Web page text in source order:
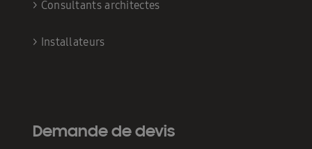
> Consultants architectes
> Installateurs
Demande de devis